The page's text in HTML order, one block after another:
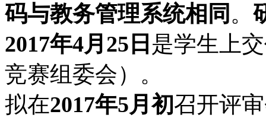
码与教务管理系统相同 。
2017年4月25 日 是学生上
竞赛组委会）。
拟在2017年5月初召开评